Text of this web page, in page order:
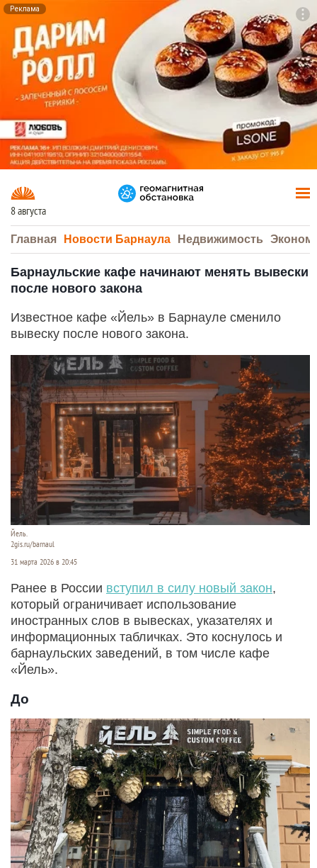
Реклама
8 августа
Главная Новости Барнаула Недвижимость
Барнаульские кафе начинают менять вывески
после нового закона
Известное кафе «Йель» в Барнауле сменило
вывеску после нового закона.
Йель.
2gis.ru/barnaul
31 марта 2026 в 20:45
Ранее в России вступил в силу новый закон,
который ограничивает использование
иностранных слов в вывесках, указателях и
информационных табличках. Это коснулось и
барнаульских заведений, в том числе кафе
«Йель».
До